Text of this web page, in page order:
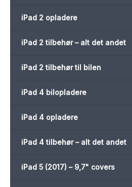
iPad 2 opladere
iPad 2 tilbehør – alt det andet
iPad 2 tilbehør til bilen
iPad 4 bilopladere
iPad 4 opladere
iPad 4 tilbehør – alt det andet
iPad 5 (2017) – 9,7" covers